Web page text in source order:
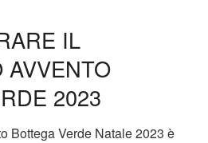
IL
AVVENTO
2023
Bottega Verde Natale 2023 è